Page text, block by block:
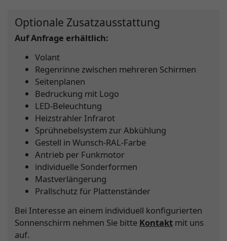
Optionale Zusatzausstattung
Auf Anfrage erhältlich:
Volant
Regenrinne zwischen mehreren Schirmen
Seitenplanen
Bedruckung mit Logo
LED-Beleuchtung
Heizstrahler Infrarot
Sprühnebelsystem zur Abkühlung
Gestell in Wunsch-RAL-Farbe
Antrieb per Funkmotor
individuelle Sonderformen
Mastverlängerung
Prallschutz für Plattenständer
Bei Interesse an einem individuell konfigurierten
Sonnenschirm nehmen Sie bitte Kontakt mit uns
auf.